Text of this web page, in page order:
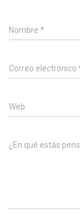
Nombre *
Correo electrónico
Web
¿En qué estás